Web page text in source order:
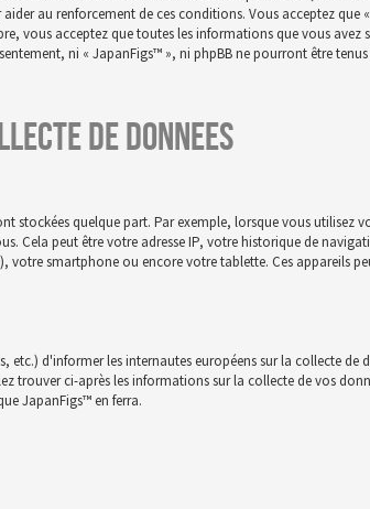
aider au renforcement de ces conditions. Vous acceptez
vous acceptez que toutes les informations que vous avez
ni « JapanFigs™ », ni phpBB ne pourront être
de donnees
stockées quelque part. Par exemple, lorsque vous
Cela peut être votre adresse IP, votre historique de
smartphone ou encore votre tablette. Ces appareils
etc.) d'informer les internautes européens sur la collecte
trouver ci-après les informations sur la collecte de vos
JapanFigs™ en ferra.